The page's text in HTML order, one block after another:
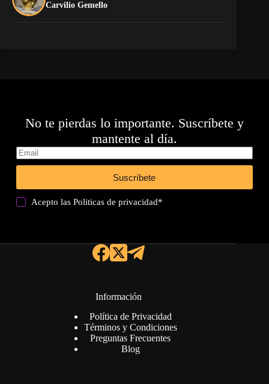
Carvilio Gemello
No te pierdas lo importante. Suscríbete y
mantente al día.
Suscríbete
Acepto lasPoliticas de privacidad*
Información
Política de Privacidad
Términos y Condiciones
Preguntas Frecuentes
Blog